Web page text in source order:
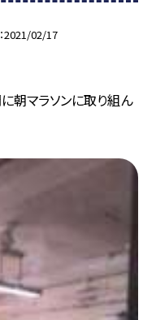
2021/02/17
朝マラソンに取り組ん